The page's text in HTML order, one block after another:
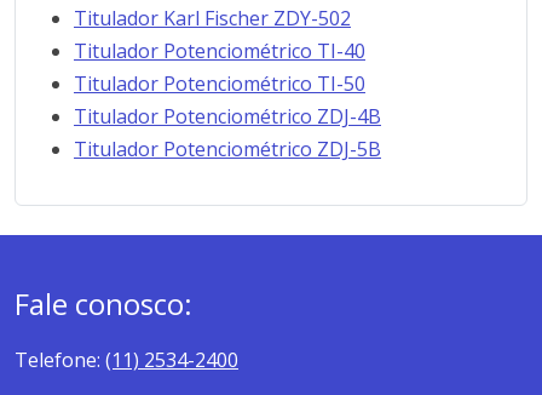
Titulador Karl Fischer ZDY-502
Titulador Potenciométrico TI-40
Titulador Potenciométrico TI-50
Titulador Potenciométrico ZDJ-4B
Titulador Potenciométrico ZDJ-5B
Fale conosco:
Telefone: (11) 2534-2400